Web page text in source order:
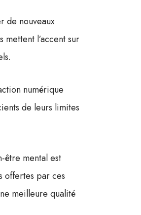
de nouveaux
l’accent sur
numérique
de leurs limites
être mental est
offertes par ces
meilleure qualité